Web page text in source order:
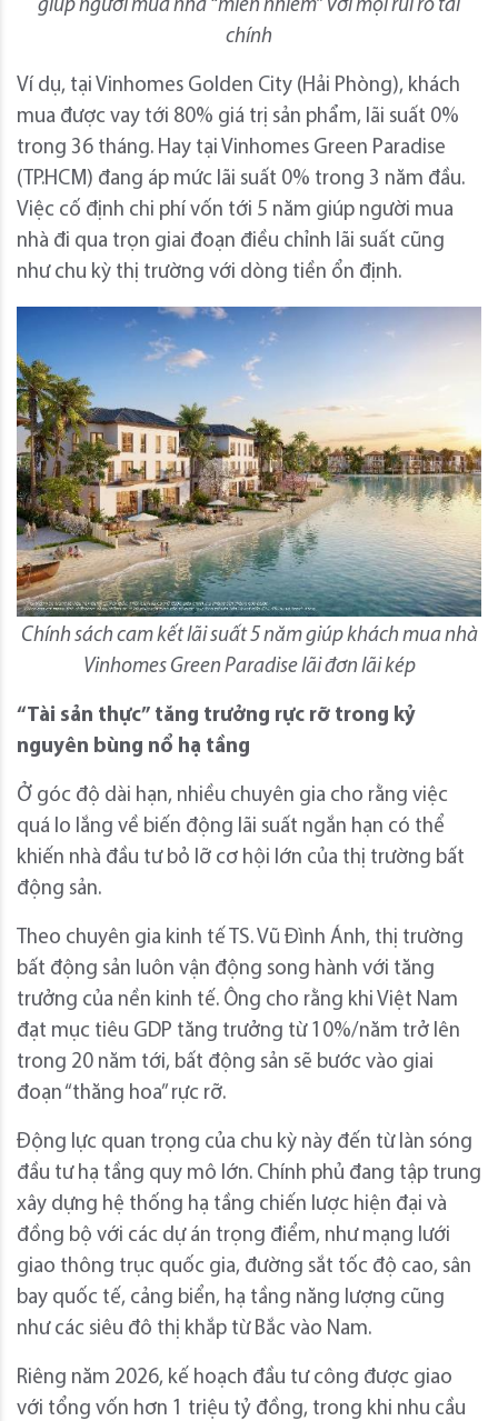
giúp người mua nhà “miễn nhiễm” với mọi rủi ro tài
chính
Ví dụ, tại Vinhomes Golden City (Hải Phòng), khách
mua được vay tới 80% giá trị sản phẩm, lãi suất 0%
trong 36 tháng. Hay tại Vinhomes Green Paradise
(TP.HCM) đang áp mức lãi suất 0% trong 3 năm đầu.
Việc cố định chi phí vốn tới 5 năm giúp người mua
nhà đi qua trọn giai đoạn điều chỉnh lãi suất cũng
như chu kỳ thị trường với dòng tiền ổn định.
Chính sách cam kết lãi suất 5 năm giúp khách mua nhà
Vinhomes Green Paradise lãi đơn lãi kép
“Tài sản thực” tăng trưởng rực rỡ trong kỷ
nguyên bùng nổ hạ tầng
Ở góc độ dài hạn, nhiều chuyên gia cho rằng việc
quá lo lắng về biến động lãi suất ngắn hạn có thể
khiến nhà đầu tư bỏ lỡ cơ hội lớn của thị trường bất
động sản.
Theo chuyên gia kinh tế TS. Vũ Đình Ánh, thị trường
bất động sản luôn vận động song hành với tăng
trưởng của nền kinh tế. Ông cho rằng khi Việt Nam
đạt mục tiêu GDP tăng trưởng từ 10%/năm trở lên
trong 20 năm tới, bất động sản sẽ bước vào giai
đoạn “thăng hoa” rực rỡ.
Động lực quan trọng của chu kỳ này đến từ làn sóng
đầu tư hạ tầng quy mô lớn. Chính phủ đang tập trung
xây dựng hệ thống hạ tầng chiến lược hiện đại và
đồng bộ với các dự án trọng điểm, như mạng lưới
giao thông trục quốc gia, đường sắt tốc độ cao, sân
bay quốc tế, cảng biển, hạ tầng năng lượng cũng
như các siêu đô thị khắp từ Bắc vào Nam.
Riêng năm 2026, kế hoạch đầu tư công được giao
với tổng vốn hơn 1 triệu tỷ đồng, trong khi nhu cầu